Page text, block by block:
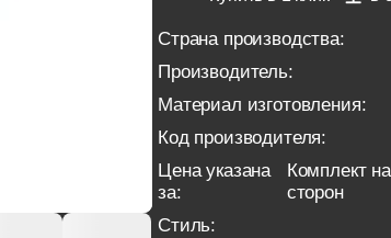
Страна производства:
Производитель:
Материал изготовления:
Код производителя:
Цена указана
за:
Комплект
сторон
Стиль: